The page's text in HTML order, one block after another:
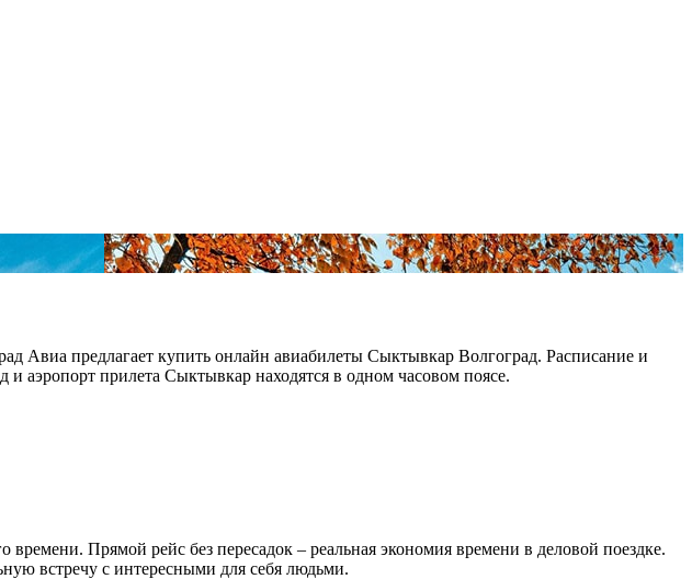
Авиа предлагает купить онлайн авиабилеты Сыктывкар Волгоград. Расписание и
аэропорт прилета Сыктывкар находятся в одном часовом поясе.
Прямой рейс без пересадок – реальная экономия времени в деловой поездке.
встречу с интересными для себя людьми.